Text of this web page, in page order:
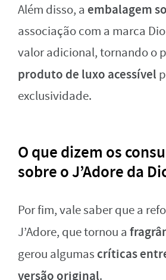
Além disso, a embalagem
associação com a marca
valor adicional, tornando o
produto de luxo acessível
exclusividade.
O que dizem os
sobre o J’Adore da
Por fim, vale saber que a
J’Adore, que tornou a
gerou algumas críticas
versão original.